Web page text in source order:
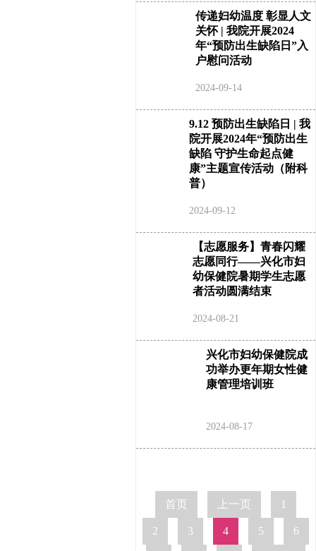
传递妇幼温度 彰显人文
关怀 | 我院开展2024
年“预防出生缺陷日”入
户慰问活动
2024-09-14
9.12 预防出生缺陷日 | 我
院开展2024年“预防出生
缺陷 守护生命起点健
康”主题宣传活动（附科
普）
2024-09-12
【志愿服务】青春闪耀
志愿同行——兴化市妇
幼保健院暑期学生志愿
者活动圆满结束
2024-08-21
兴化市妇幼保健院成
功举办更年期女性健
康管理培训班
2024-08-17
首页 上一页 1
2 3 4 5 6